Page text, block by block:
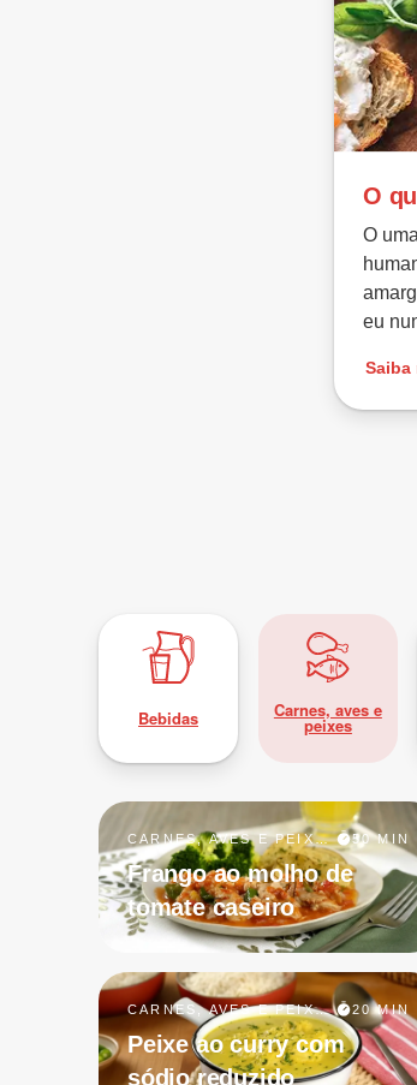
O
O
eu
Saiba
Bebidas Carnes, aves e
peixes
CARNES, AVES E PEIXES 50 MIN
Frango ao molho de
tomate caseiro
CARNES, AVES E PEIXES 20 MIN
Peixe ao curry com
sódio reduzido